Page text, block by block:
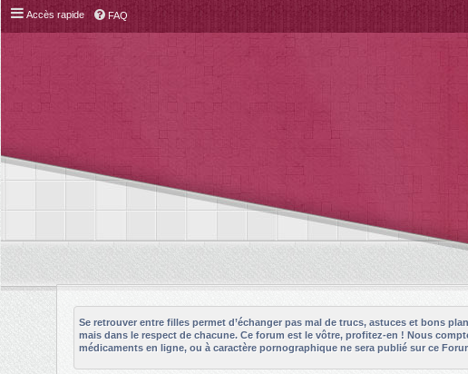
Accès rapide FAQ
Se retrouver entre filles permet d’échanger pas mal de trucs, astuces et bons
mais dans le respect de chacune. Ce forum est le vôtre, profitez-en ! Nous
médicaments en ligne, ou à caractère pornographique ne sera publié sur ce